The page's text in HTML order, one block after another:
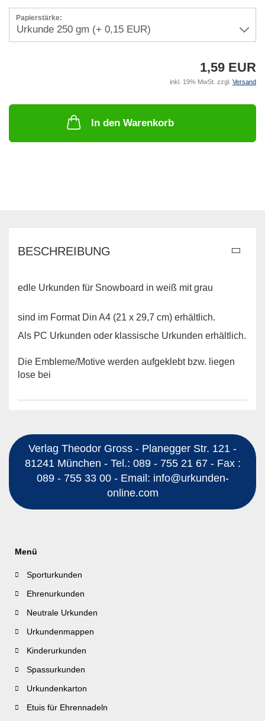
Papierstärke:
1,59 EUR
inkl. 19% MwSt. zzgl. Versand
In den Warenkorb
BESCHREIBUNG
edle Urkunden für Snowboard in weiß mit grau
sind im Format Din A4 (21 x 29,7 cm) erhältlich.
Als PC Urkunden oder klassische Urkunden erhältlich.
Die Embleme/Motive werden aufgeklebt bzw. liegen
lose bei
Verlag Theodor Gross - Planegger Str. 121 -
81241 München - Tel.: 089 - 755 21 67 - Fax :
089 - 755 33 00 - Email: info@urkunden-
online.com
Menü
Sporturkunden
Ehrenurkunden
Neutrale Urkunden
Urkundenmappen
Kinderurkunden
Spassurkunden
Urkundenkarton
Etuis für Ehrennadeln